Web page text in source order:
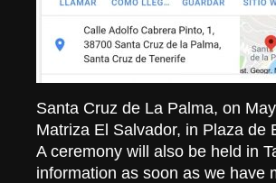
Santa Cruz de La Palma, on
Matriza El Salvador, in Plaza de
A ceremony will also be held in
information as soon as we have